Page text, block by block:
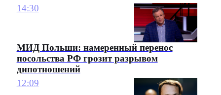
14:30
МИД Польши: намеренный перенос
посольства РФ грозит разрывом
дипотношений
12:09